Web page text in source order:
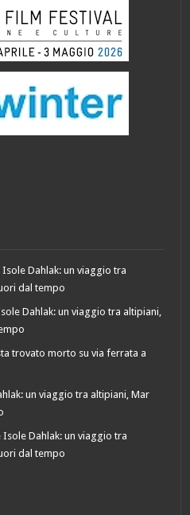
Isole Dahlak: un viaggio tra
dal tempo
Dahlak: un viaggio tra altipiani,
trovato morto su via ferrata a
un viaggio tra altipiani, Mar
Isole Dahlak: un viaggio tra
dal tempo